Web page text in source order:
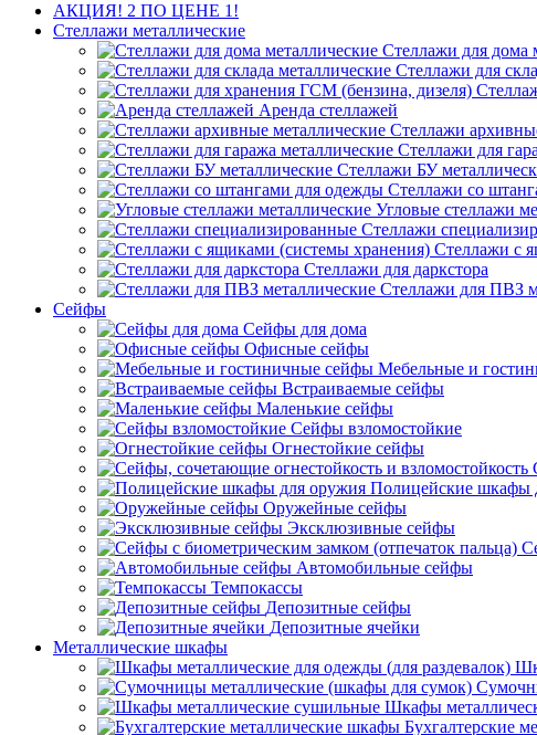
АКЦИЯ! 2 ПО ЦЕНЕ 1!
Стеллажи металлические
Стеллажи для дома
Стеллажи для
Аренда стеллажей
Стеллажи
Стеллажи для
Стеллажи БУ
Стеллажи со
Угловые стеллажи
Стеллажи
Стеллажи с
Стеллажи для даркстора
Стеллажи для ПВЗ
Сейфы
Сейфы для дома
Офисные сейфы
Мебельные и
Встраиваемые сейфы
Маленькие сейфы
Сейфы взломостойкие
Огнестойкие сейфы
Полицейские шкафы
Оружейные сейфы
Эксклюзивные сейфы
Автомобильные сейфы
Темпокассы
Депозитные сейфы
Депозитные ячейки
Металлические шкафы
Шкафы
Бухгалтерские